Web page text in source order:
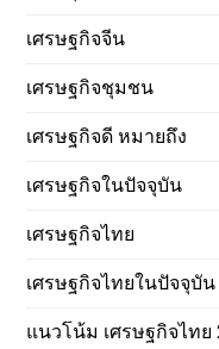
เศรษฐกิจจีน
เศรษฐกิจชุมชน
เศรษฐกิจดี หมายถึง
เศรษฐกิจในปัจจุบัน
เศรษฐกิจไทย
เศรษฐกิจไทยในปัจจุบั
แนวโน้ม เศรษฐกิจไท